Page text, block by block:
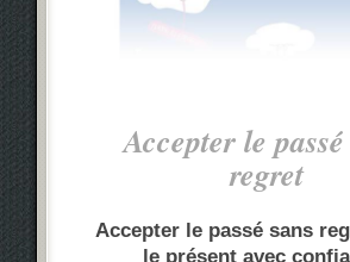
Accepter le
regret
Accepter le passé sans
le présent avec